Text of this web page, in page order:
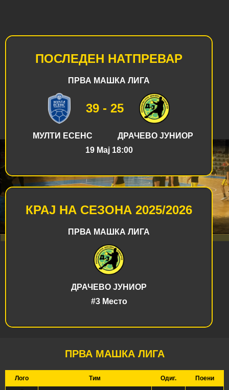
ПОСЛЕДЕН НАТПРЕВАР
ПРВА МАШКА ЛИГА
39 - 25
МУЛТИ ЕСЕНС
ДРАЧЕВО ЈУНИОР
19 Maj 18:00
КРАЈ НА СЕЗОНА 2025/2026
ПРВА МАШКА ЛИГА
ДРАЧЕВО ЈУНИОР
#3 Место
ПРВА МАШКА ЛИГА
Лого Тим Одиг. Поени